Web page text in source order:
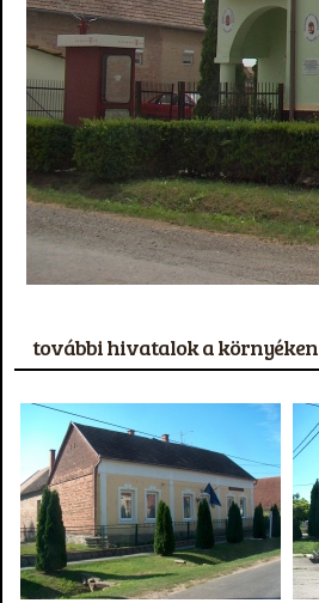
további hivatalok a környéken